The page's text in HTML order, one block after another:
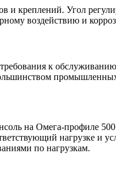
и креплений. Угол
воздействию и
к
на Омега-профиле
нагрузке и
по нагрузкам.